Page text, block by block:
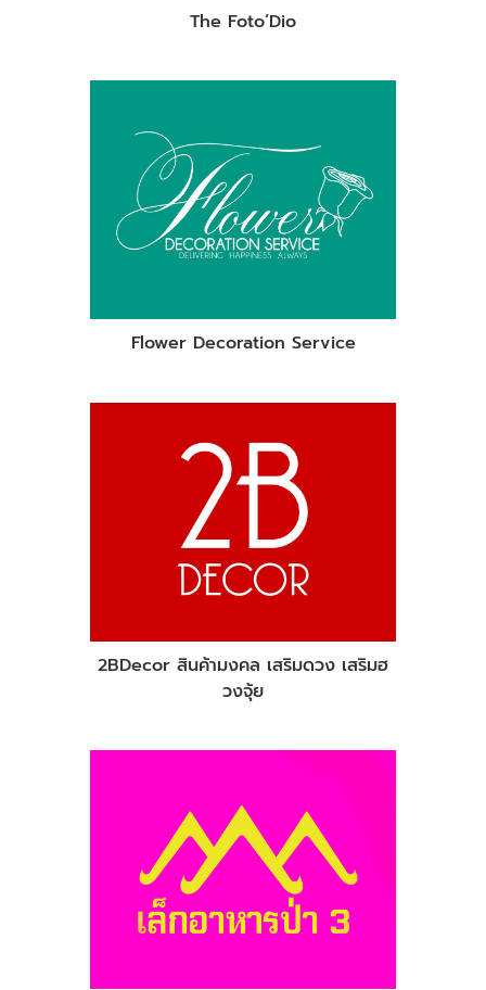
The Foto’Dio
Flower Decoration Service
2BDecor สินค้ามงคล เสริมดวง เสริมฮ
วงจุ้ย